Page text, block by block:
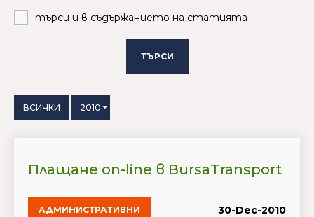
търси и в съдържанието на статията
ТЪРСИ
ВСИЧКИ 2010
Плащане on-line в BursaTransport
АДМИНИСТРАТИВНИ 30-Dec-2010